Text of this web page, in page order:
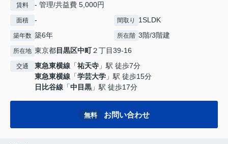
賃料 - 管理/共益費 5,000円
面積 - 間取り 1SLDK
築年数 築6年 所在階 3階/3階建
所在地 東京都目黒区中町２丁目39-16
交通 東急東横線 「祐天寺 」駅 徒歩7分
東急東横線 「学芸大学 」駅 徒歩15分
日比谷線 「中目黒 」駅 徒歩17分
無料 お問い合わせ